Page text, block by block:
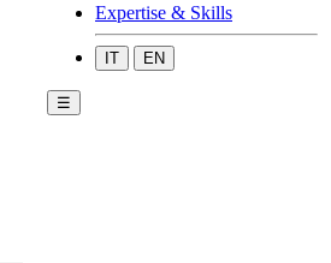
Expertise & Skills
IT EN
☰